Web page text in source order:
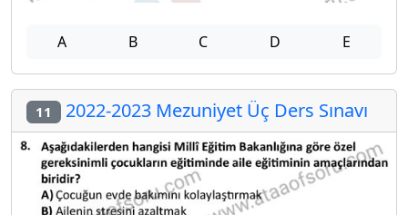
A B C D E
11 2022-2023 Mezuniyet Üç Ders Sınavı